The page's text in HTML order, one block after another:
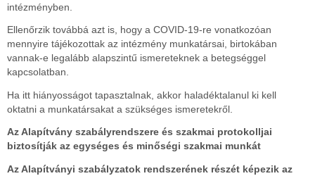
intézményben.
Ellenőrzik továbbá azt is, hogy a COVID-19-re vonatkozóan
mennyire tájékozottak az intézmény munkatársai, birtokában
vannak-e legalább alapszintű ismereteknek a betegséggel
kapcsolatban.
Ha itt hiányosságot tapasztalnak, akkor haladéktalanul ki kell
oktatni a munkatársakat a szükséges ismeretekről.
Az Alapítvány szabályrendszere és szakmai protokolljai
biztosítják az egységes és minőségi szakmai munkát
Az Alapítványi szabályzatok rendszerének részét képezik az